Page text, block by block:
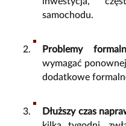
samochodu.
Problemy
wymagać
dodatkowe
Dłuższy czas